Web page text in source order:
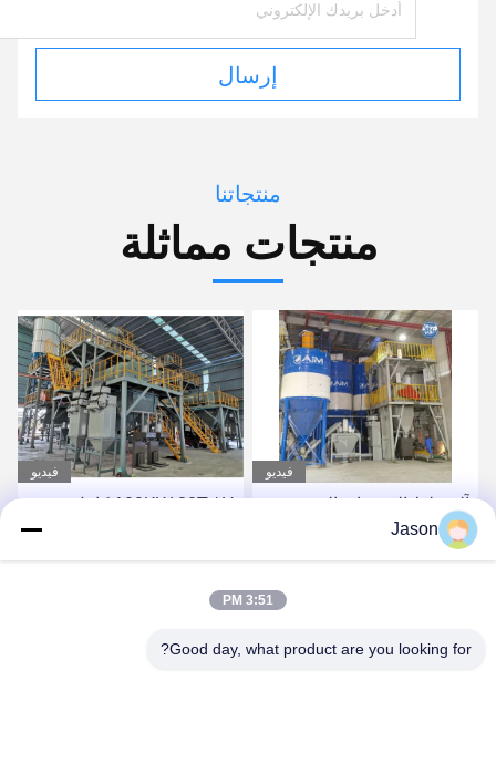
إرسال
منتجاتنا
منتجات مماثلة
فيديو
100KW 30T / H كامل
التلقائي آلة خلط الملاط
الجاف
احصل على أفضل سعر
فيديو
120kw توفير الطاقة آلة
الملاط الجاف 50t / H مصنع
جدار المعجون الجص
Jason
3:51 PM
Good day, what product are you looking for?